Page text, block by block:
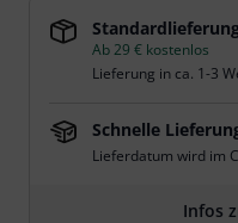
Ab 29 € kostenlos
Lieferung in ca. 1-3
Schnelle
Lieferdatum wird im
Infos